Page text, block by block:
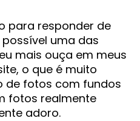
para responder de
uma das
mais ouça em meus
o que é muito
de fotos com fundos
fotos realmente
adoro.